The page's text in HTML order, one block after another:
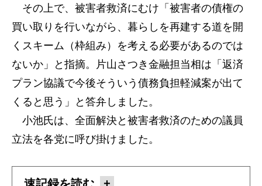
その上で、被害者救済にむけ「被害者の債権の
買い取りを行いながら、暮らしを再建する道を開
くスキーム（枠組み）を考える必要があるのでは
ないか」と指摘。片山さつき金融担当相は「返済
プラン協議で今後そういう債務負担軽減案が出て
くると思う」と答弁しました。
小池氏は、全面解決と被害者救済のための議員
立法を各党に呼び掛けました。